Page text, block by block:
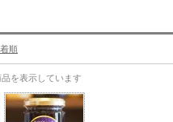
順
を表示しています